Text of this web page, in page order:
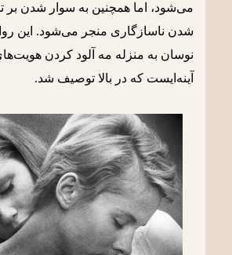
می‌شود، اما همچنین به سوار شدن بر
شدن ناسازگاری منجر می‌شود. این
نوسان به منزله مه آلود کردن
آینه‌ایست که در بالا توصیف شد.